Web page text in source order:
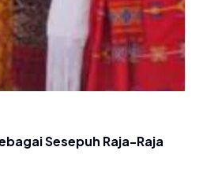
Sesepuh Raja-Raja